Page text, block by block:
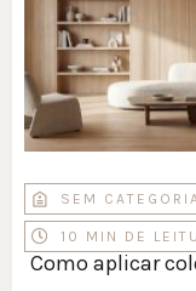
SEM
10 MIN DE
Como aplicar